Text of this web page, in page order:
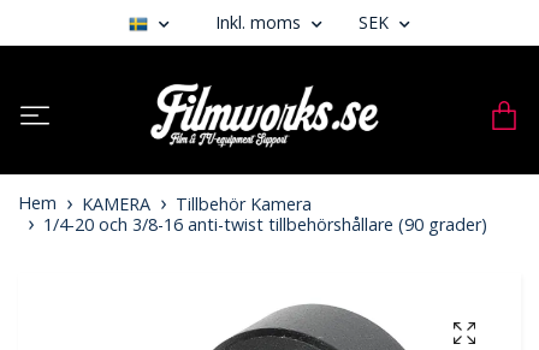
Inkl. moms SEK
Hem KAMERA
Tillbehör Kamera
1/4-20 och 3/8-16 anti-twist tillbehörshållare (90 grader)